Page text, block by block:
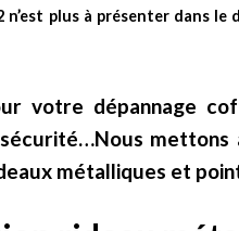
n’est plus à présenter dans
votre dépannage
mettons
métalliques et